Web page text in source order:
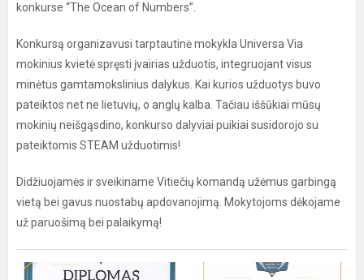
konkurse “The Ocean of Numbers”.
Konkursą organizavusi tarptautinė mokykla Universa Via
mokinius kvietė spręsti įvairias užduotis, integruojant visus
minėtus gamtamokslinius dalykus. Kai kurios užduotys buvo
pateiktos net ne lietuvių, o anglų kalba. Tačiau iššūkiai mūsų
mokinių neišgąsdino, konkurso dalyviai puikiai susidorojo su
pateiktomis STEAM užduotimis!
Didžiuojamės ir sveikiname Vitiečių komandą užėmus garbingą
vietą bei gavus nuostabų apdovanojimą. Mokytojoms dėkojame
už paruošimą bei palaikymą!